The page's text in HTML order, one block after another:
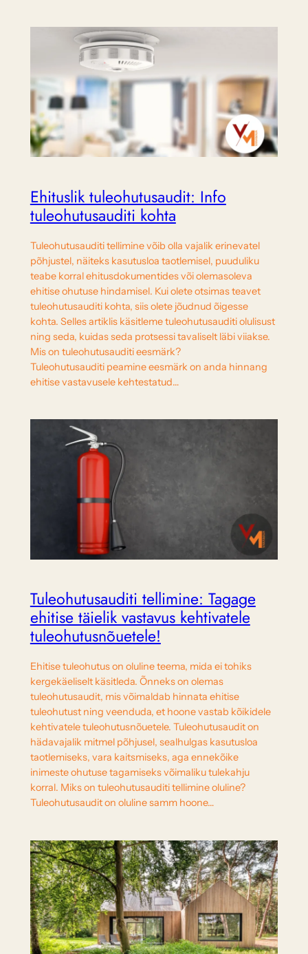
Ehituslik tuleohutusaudit: Info
tuleohutusauditi kohta
Tuleohutusauditi tellimine võib olla vajalik erinevatel
põhjustel, näiteks kasutusloa taotlemisel, puuduliku
teabe korral ehitusdokumentides või olemasoleva
ehitise ohutuse hindamisel. Kui olete otsimas teavet
tuleohutusauditi kohta, siis olete jõudnud õigesse
kohta. Selles artiklis käsitleme tuleohutusauditi olulisust
ning seda, kuidas seda protsessi tavaliselt läbi viiakse.
Mis on tuleohutusauditi eesmärk?
Tuleohutusauditi peamine eesmärk on anda hinnang
ehitise vastavusele kehtestatud…
Tuleohutusauditi tellimine: Tagage
ehitise täielik vastavus kehtivatele
tuleohutusnõuetele!
Ehitise tuleohutus on oluline teema, mida ei tohiks
kergekäeliselt käsitleda. Õnneks on olemas
tuleohutusaudit, mis võimaldab hinnata ehitise
tuleohutust ning veenduda, et hoone vastab kõikidele
kehtivatele tuleohutusnõuetele. Tuleohutusaudit on
hädavajalik mitmel põhjusel, sealhulgas kasutusloa
taotlemiseks, vara kaitsmiseks, aga ennekõike
inimeste ohutuse tagamiseks võimaliku tulekahju
korral. Miks on tuleohutusauditi tellimine oluline?
Tuleohutusaudit on oluline samm hoone…